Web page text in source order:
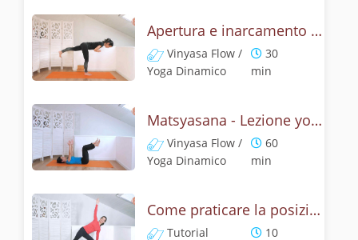
Apertura e inarcamento con la posizione del pesce
Vinyasa Flow /
Yoga Dinamico
30
min
Matsyasana - Lezione yoga con la mitologia della posizione del pescie
Vinyasa Flow /
Yoga Dinamico
60
min
Come praticare la posizione del triangolo? Tutorial di Utthita e Privritta Trikonasana
Tutorial
10